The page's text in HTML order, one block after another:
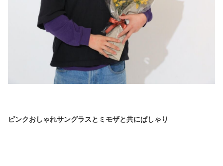
ピンクおしゃれサングラスとミモザと共にぱしゃり